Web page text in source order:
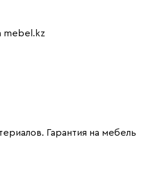
mebel.kz
Гарантия на мебель